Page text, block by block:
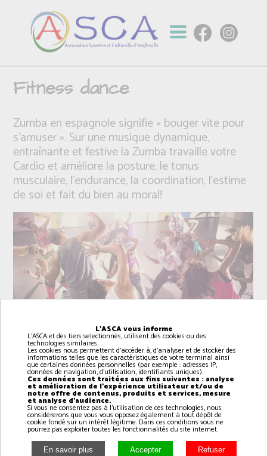
Fitness dance
Zumba en espagnole signifie « bouger vite pour
s’amuser ». Sur une musique dynamique,
entraînante et festive la Zumba travaille votre
Cardio et améliore la posture, le tonus
musculaire, l’endurance, la coordination, l’estime
de soi et fait du bien au moral!
Intervenant(e): Armonie et Théophile
L'ASCA vous informe
L'ASCA et des tiers selectionnés, utilisent des cookies ou des
technologies similaires.
Les cookies nous permettent d'accéder à, d'analyser et de stocker des
informations telles que les caractéristiques de votre terminal ainsi
que certaines données personnelles (par exemple : adresses IP,
données de navigation, d'utilisation, identifiants uniques).
Ces données sont traitées aux fins suivantes : analyse
et amélioration de l'expérience utilisateur et/ou de
notre offre de contenus, produits et services, mesure
et analyse d'audience.
Si vous ne consentez pas à l'utilisation de ces technologies, nous
considérerons que vous vous opposez également à tout dépôt de
cookie fondé sur un intérêt légitime. Dans ces conditions vous ne
pourrez pas exploiter toutes les fonctionnalités du site internet.